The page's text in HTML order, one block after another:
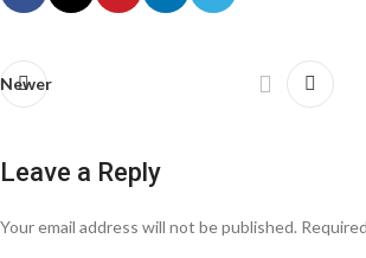
Newer
Leave a Reply
Your email address will not be published.